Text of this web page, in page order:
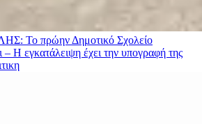
Το πρώην Δημοτικό Σχολείο
– Η εγκατάλειψη έχει την υπογραφή της